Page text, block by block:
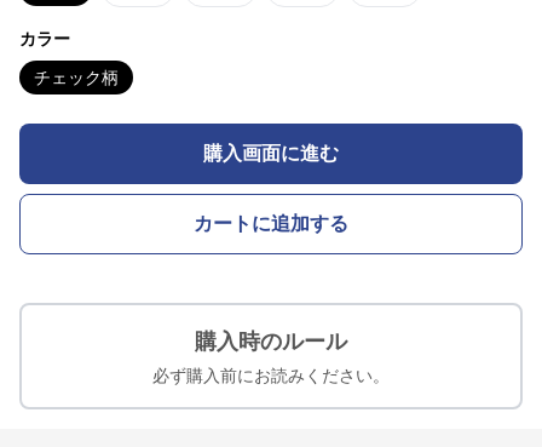
カラー
チェック柄
購入画面に進む
カートに追加する
購入時のルール
必ず購入前にお読みください。